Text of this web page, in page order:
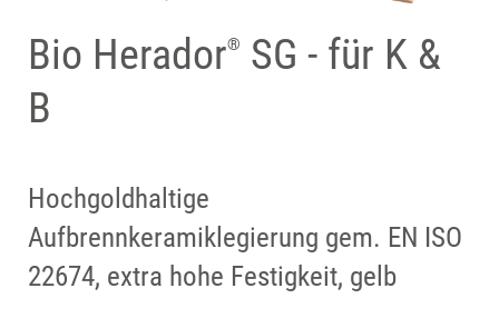
Bio Herador®
SG - für K &
B
Hochgoldhaltige
Aufbrennkeramiklegierung gem. EN ISO
22674, extra hohe Festigkeit, gelb